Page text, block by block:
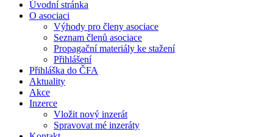
Úvodní stránka
O asociaci
Výhody pro členy asociace
Seznam členů asociace
Propagační materiály ke stažení
Přihlášení
Přihláška do ČFA
Aktuality
Akce
Inzerce
Vložit nový inzerát
Spravovat mé inzeráty